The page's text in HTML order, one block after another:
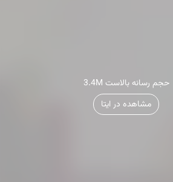
3.4M حجم رسانه بالاست
مشاهده در ایتا